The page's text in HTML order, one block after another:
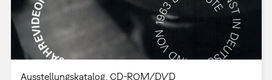
Ausstellungskatalog CD-ROM/DVD